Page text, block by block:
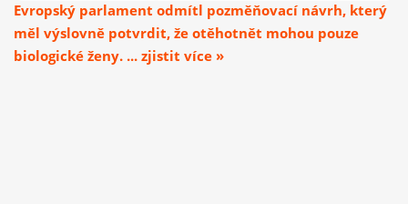
Evropský parlament odmítl pozměňovací návrh, který
měl výslovně potvrdit, že otěhotnět mohou pouze
biologické ženy. ... zjistit více »